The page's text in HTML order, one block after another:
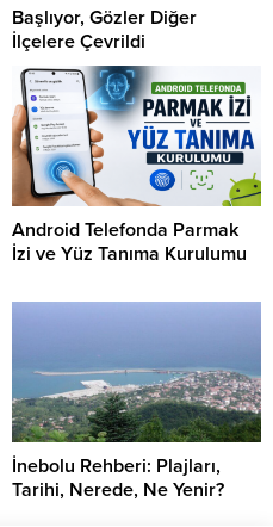
Başlıyor, Gözler Diğer
İlçelere Çevrildi
Android Telefonda Parmak
İzi ve Yüz Tanıma Kurulumu
İnebolu Rehberi: Plajları,
Tarihi, Nerede, Ne Yenir?